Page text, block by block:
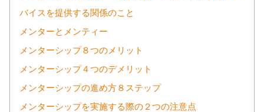
バイスを提供する関係のこと
メンターとメンティー
メンターシップ８つのメリット
メンターシップ４つのデメリット
メンターシップの進め方８ステップ
メンターシップを実施する際の２つの注意点